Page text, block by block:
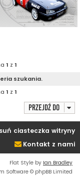
k
k
a
1 z 1
szukania.
1 z 1
Przejdź do
ciasteczka witryny
Kontakt z nami
Flat Style by Ian Bradley
Software © phpBB Limited